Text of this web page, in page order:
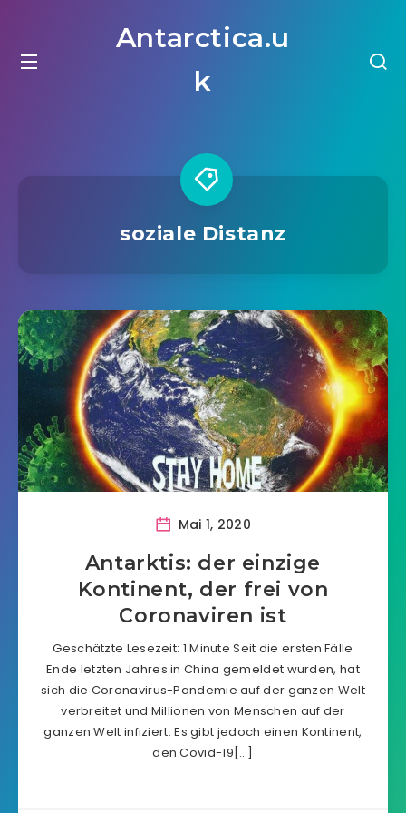
Antarctica.u
k
soziale Distanz
Mai 1, 2020
Antarktis: der einzige
Kontinent, der frei von
Coronaviren ist
Geschätzte Lesezeit: 1 Minute Seit die ersten Fälle
Ende letzten Jahres in China gemeldet wurden, hat
sich die Coronavirus-Pandemie auf der ganzen Welt
verbreitet und Millionen von Menschen auf der
ganzen Welt infiziert. Es gibt jedoch einen Kontinent,
den Covid-19[…]